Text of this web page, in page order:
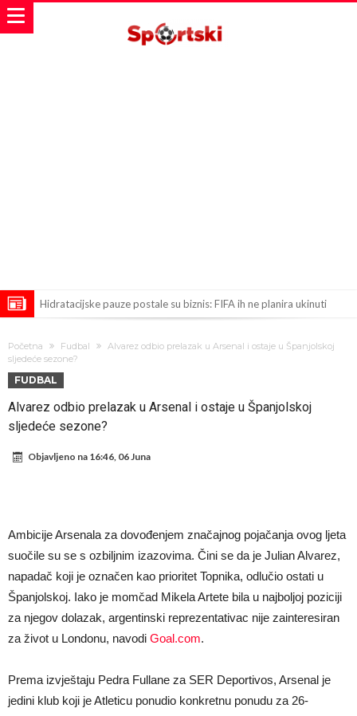
Hidratacijske pauze postale su biznis: FIFA ih ne planira ukinuti
Atletika?!
Ovo se Novaku nikad nije dešavalo: Sinner i Alcaraz odustaju, a
Zverev se odmah “raspao”
Infantino imao ljubavnicu: Isplivale skandalozne informacije, dobila je
novac od UEFA
Mourinho uvodi strogu disciplinu u Real Madrid. Ovo su tri nova
Real Madrid odlučio: Endrick ide u Premier ligu!
Početna Fudbal
Alvarez odbio prelazak u Arsenal i ostaje u Španjolskoj
sljedeće sezone?
FUDBAL
Alvarez odbio prelazak u Arsenal i ostaje u Španjolskoj
sljedeće sezone?
Objavljeno na 16:46, 06 Juna
Ambicije Arsenala za dovođenjem značajnog pojačanja ovog ljeta
suočile su se s ozbiljnim izazovima. Čini se da je Julian Alvarez,
napadač koji je označen kao prioritet Topnika, odlučio ostati u
Španjolskoj. Iako je momčad Mikela Artete bila u najboljoj poziciji
za njegov dolazak, argentinski reprezentativac nije zainteresiran
za život u Londonu, navodi Goal.com.
Prema izvještaju Pedra Fullane za SER Deportivos, Arsenal je
jedini klub koji je Atleticu ponudio konkretnu ponudu za 26-